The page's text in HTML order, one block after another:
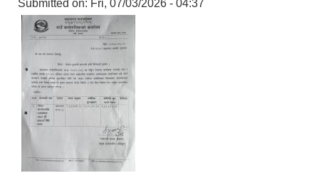
Submitted on: Fri, 07/03/2026 - 04:37